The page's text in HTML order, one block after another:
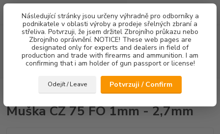
Následující stránky jsou určeny výhradně pro odborníky a
podnikatele v oblasti výroby a prodeje sřelných zbraní a
střeliva. Potvrzuji, že jsem držitel Zbrojního průkazu nebo
Zbrojního oprávnění. NOTICE! These web pages are
designated only for experts and dealers in field of
production and trade with firearms and ammunition. I am
confirming that i am holder of gun passport or license!
Odejít / Leave Potvrzuji / Confirm
Menu
Hledat
za0,00 Kč
Muška CZ 75 FO 1mm - 2,7mm
Muška CZ 75 FO 1mm - 2,7mm